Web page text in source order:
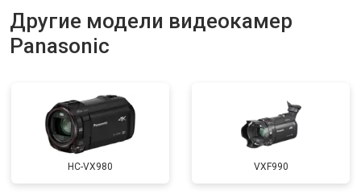
Другие модели видеокамер
Panasonic
HC-VX980 VXF990